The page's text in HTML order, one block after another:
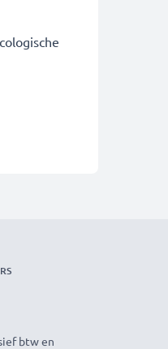
btw en